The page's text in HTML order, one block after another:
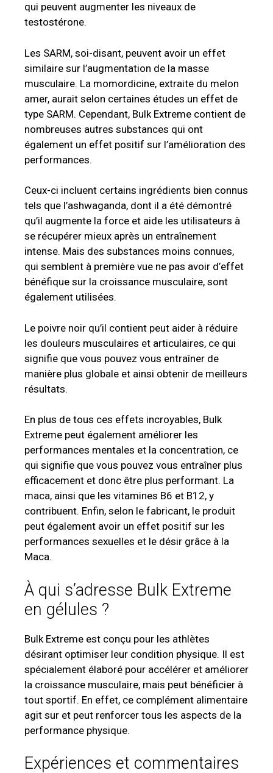
qui peuvent augmenter les niveaux de
testostérone.
Les SARM, soi-disant, peuvent avoir un effet
similaire sur l’augmentation de la masse
musculaire. La momordicine, extraite du melon
amer, aurait selon certaines études un effet de
type SARM. Cependant, Bulk Extreme contient de
nombreuses autres substances qui ont
également un effet positif sur l’amélioration des
performances.
Ceux-ci incluent certains ingrédients bien connus
tels que l’ashwaganda, dont il a été démontré
qu’il augmente la force et aide les utilisateurs à
se récupérer mieux après un entraînement
intense. Mais des substances moins connues,
qui semblent à première vue ne pas avoir d’effet
bénéfique sur la croissance musculaire, sont
également utilisées.
Le poivre noir qu’il contient peut aider à réduire
les douleurs musculaires et articulaires, ce qui
signifie que vous pouvez vous entraîner de
manière plus globale et ainsi obtenir de meilleurs
résultats.
En plus de tous ces effets incroyables, Bulk
Extreme peut également améliorer les
performances mentales et la concentration, ce
qui signifie que vous pouvez vous entraîner plus
efficacement et donc être plus performant. La
maca, ainsi que les vitamines B6 et B12, y
contribuent. Enfin, selon le fabricant, le produit
peut également avoir un effet positif sur les
performances sexuelles et le désir grâce à la
Maca.
À qui s’adresse Bulk Extreme
en gélules ?
Bulk Extreme est conçu pour les athlètes
désirant optimiser leur condition physique. Il est
spécialement élaboré pour accélérer et améliorer
la croissance musculaire, mais peut bénéficier à
tout sportif. En effet, ce complément alimentaire
agit sur et peut renforcer tous les aspects de la
performance physique.
Expériences et commentaires